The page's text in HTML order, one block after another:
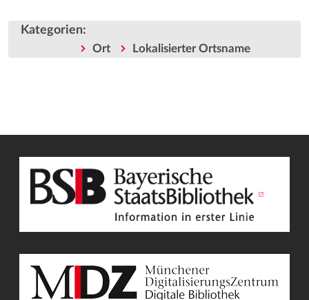
Kategorien:
Ort Lokalisierter Ortsname